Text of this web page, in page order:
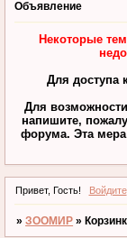
Объявление
Некоторые
Для доступа
Для
напишите,
форума. Эта
Привет, Гость! Войдите
»ЗООМИР »